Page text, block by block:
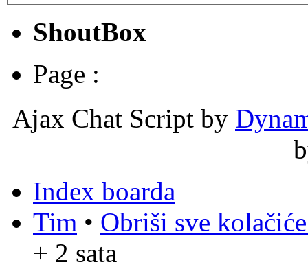
ShoutBox
Page :
Ajax Chat Script by
Index boarda
Tim • Obriši sve
+ 2 sata